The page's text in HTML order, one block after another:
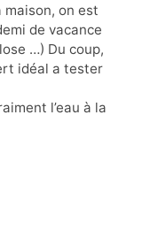
maison, on est
de vacance
…) Du coup,
idéal a tester
l’eau à la